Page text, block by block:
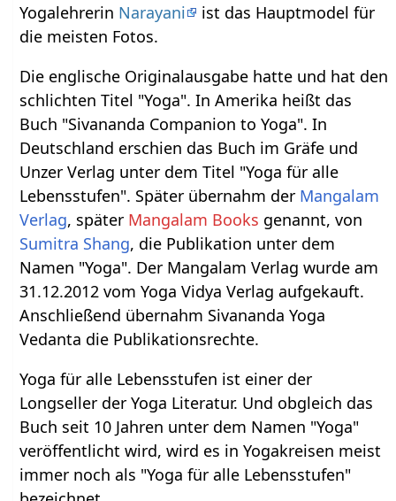
Yogalehrerin Narayani
ist das Hauptmodel für
die meisten Fotos.
Die englische Originalausgabe hatte und hat den
schlichten Titel "Yoga". In Amerika heißt das
Buch "Sivananda Companion to Yoga". In
Deutschland erschien das Buch im Gräfe und
Unzer Verlag unter dem Titel "Yoga für alle
Lebensstufen". Später übernahm der Mangalam
Verlag, später Mangalam Books genannt, von
Sumitra Shang, die Publikation unter dem
Namen "Yoga". Der Mangalam Verlag wurde am
31.12.2012 vom Yoga Vidya Verlag aufgekauft.
Anschließend übernahm Sivananda Yoga
Vedanta die Publikationsrechte.
Yoga für alle Lebensstufen ist einer der
Longseller der Yoga Literatur. Und obgleich das
Buch seit 10 Jahren unter dem Namen "Yoga"
veröffentlicht wird, wird es in Yogakreisen meist
immer noch als "Yoga für alle Lebensstufen"